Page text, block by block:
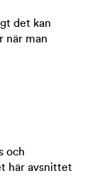
det kan
när man
och
här avsnittet